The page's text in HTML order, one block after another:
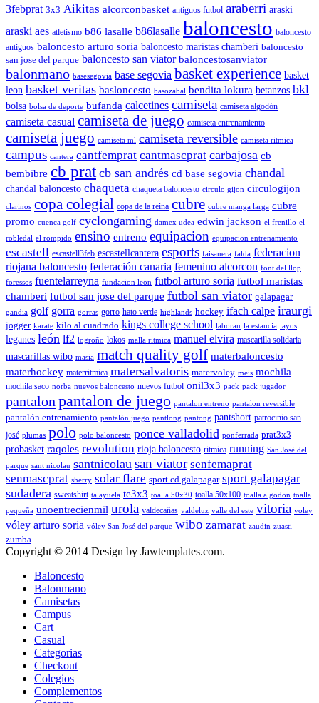
3febprat 3x3 Aikitas alcorconbasket antiguos futbol araberri araski
araski aes atletismo b86 lasalle b86lasalle baloncesto baloncesto
antiguos baloncesto arturo soria baloncesto maristas chamberi baloncesto
san jose del parque baloncesto san viator baloncestosanviator
balonmano basesegovia base segovia basket experience basket
leon basket veritas basloncesto basozabal bendita lokura betanzos bkl
bolsa bolsa de deporte bufanda calcetines camiseta camiseta algodón
camiseta casual camiseta de juego camiseta entrenamiento
camiseta juego camiseta ml camiseta reversible camiseta ritmica
campus cantera cantfemprat cantmascprat carbajosa cb
bembibre cb prat cb san andrés cd base segovia chandal
chandal baloncesto chaqueta chaqueta baloncesto circulo gijon circulogijon
clarinos copa colegial copa de la reina cubre cubre manga larga cubre
promo cuenca golf cyclongaming damex udea edwin jackson el frenillo el
robledal el rompido ensino entreno equipacion equipacion entrenamiento
escastell escastell3feb escastellcantera esports faisanera falda federacion
riojana baloncesto federación canaria femenino alcorcon font del llop
foressos fuentelarreyna fundacion leon futbol arturo soria futbol maristas
chamberi futbol san jose del parque futbol san viator galapagar
gandia golf gorra gorras gorro hato verde highlands hockey ifach calpe iraurgi
jogger karate kilo al cuadrado kings college school laboran la estancia layos
leganes león lf2 logroño lokos malla ritmica manuel elvira mascarilla solidaria
mascarillas wibo masia match quality golf materbaloncesto
materhockey materritmica matersalvatoris matervoley meis mochila
mochila saco norba nuevos baloncesto nuevos futbol onil3x3 pack pack jugador
pantalon pantalon de juego pantalon entreno pantalon reversible
pantalón entrenamiento pantalón juego pantlong pantong pantshort patrocinio san
josé plumas polo polo baloncesto ponce valladolid ponferrada prat3x3
probasket raqoles revolution rioja baloncesto ritmica running San José del
parque sant nicolau santnicolau san viator senfemaprat
senmascprat sherry solar flare sport cd galapagar sport galapagar
sudadera sweatshirt talayuela te3x3 toalla 50x30 toalla 50x100 toalla algodon toalla
pequeña unoentrecienmil urola valdecañas valdeluz valle del este vitoria voley
vóley arturo soria vóley San José del parque wibo zamarat zaudin zuasti
zumba
Copyright © 2014 Design by Jawtemplates.com.
Baloncesto
Balonmano
Camisetas
Campus
Cart
Casual
Categorias
Checkout
Colegios
Complementos